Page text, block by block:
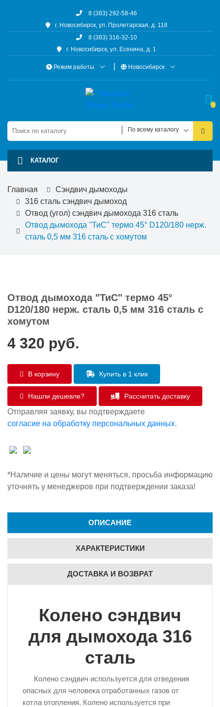
8 (383) 292-58-46
г. Новосибирск, ул. Пролетарская, д. 118
8 (383) 316-32-10
г. Новосибирск, ул. Есенина, д. 1
Режим работы Новосибирск
По всему каталогу
КАТАЛОГ
Главная
Сэндвич дымоходы
316 сталь сэндвич дымоход
Отвод (угол) сэндвич дымохода 316 сталь
Отвод дымохода "ТиС" термо 45° D120/180 нерж.
сталь 0,5 мм 316 сталь с хомутом
Отвод дымохода "ТиС" термо 45°
D120/180 нерж. сталь 0,5 мм 316 сталь с
хомутом
4 320 руб.
В корзину Купить в 1 клик
Нашли дешевле? Рассчитать доставку
Отправляя заявку, вы подтверждаете
согласие на обработку персональных данных.
*Наличие и цены могут меняться, просьба информацию
уточнять у менеджеров при подтверждении заказа!
ОПИСАНИЕ
ХАРАКТЕРИСТИКИ
ДОСТАВКА И ВОЗВРАТ
Колено сэндвич
для дымохода 316
сталь
Колено сэндвич используется для отведения
опасных для человека отработанных газов от
котла отопления. Колено используется при